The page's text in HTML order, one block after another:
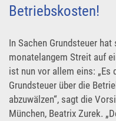
PRESSE
KONTAKT
UNSER SERVICE FÜR SIE
Betriebskosten!
In Sachen Grundsteuer
monatelangem Streit auf
ist nun vor allem eins: „Es
Grundsteuer über die
abzuwälzen“, sagt die
München, Beatrix Zurek.